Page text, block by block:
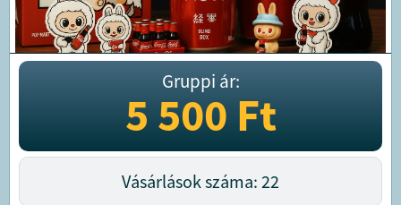
Gruppi ár:
5 500Ft
Vásárlások száma: 22